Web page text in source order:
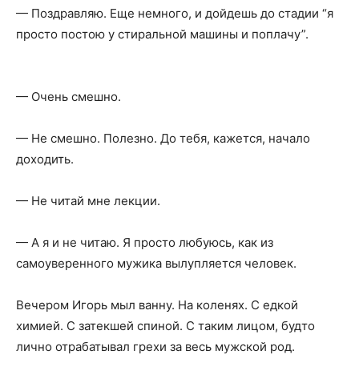
— Поздравляю. Еще немного, и дойдешь до стадии “я
просто постою у стиральной машины и поплачу”.
— Очень смешно.
— Не смешно. Полезно. До тебя, кажется, начало
доходить.
— Не читай мне лекции.
— А я и не читаю. Я просто любуюсь, как из
самоуверенного мужика вылупляется человек.
Вечером Игорь мыл ванну. На коленях. С едкой
химией. С затекшей спиной. С таким лицом, будто
лично отрабатывал грехи за весь мужской род.